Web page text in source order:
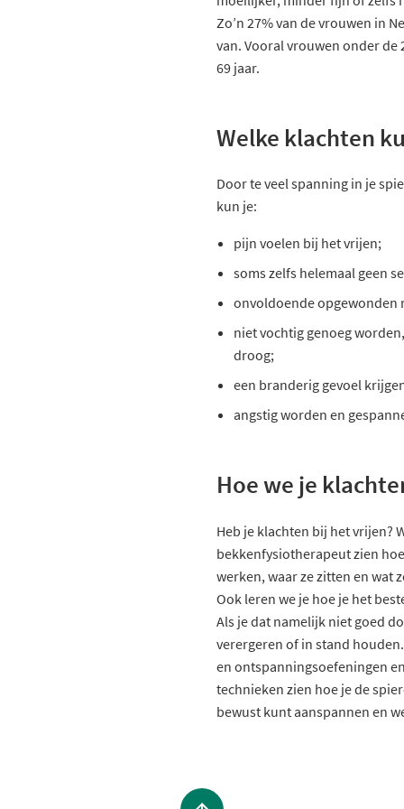
Zo’n 27% van de vrouwen in
van. Vooral vrouwen onder de
69 jaar.
Welke klachten
Door te veel spanning in je
kun je:
pijn voelen bij het vrijen;
soms zelfs helemaal geen
onvoldoende opgewonden
niet vochtig genoeg
droog;
een branderig gevoel
angstig worden en
Hoe we je
Heb je klachten bij het vrijen?
bekkenfysiotherapeut zien
werken, waar ze zitten en wat
Ook leren we je hoe je het
Als je dat namelijk niet goed
verergeren of in stand
en ontspanningsoefeningen
technieken zien hoe je de
bewust kunt aanspannen en